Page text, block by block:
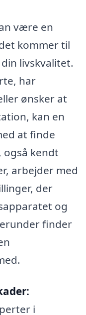
være en
kommer til
livskvalitet.
har
ønsker at
kan en
at finde
også kendt
arbejder med
der
og
finder
i